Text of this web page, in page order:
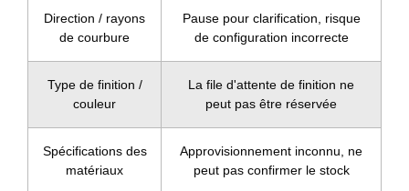
Direction / rayons
de courbure
Pause pour clarification, risque
de configuration incorrecte
Type de finition /
couleur
La file d'attente de finition ne
peut pas être réservée
Spécifications des
matériaux
Approvisionnement inconnu, ne
peut pas confirmer le stock